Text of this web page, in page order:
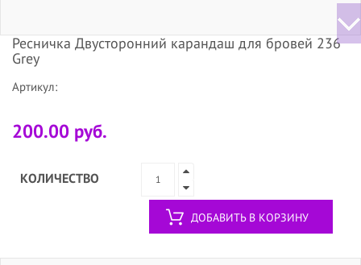
Ресничка Двусторонний карандаш для бровей 236
Grey
Артикул:
200.00 руб.
КОЛИЧЕСТВО
ДОБАВИТЬ В КОРЗИНУ